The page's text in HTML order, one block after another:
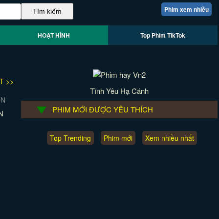
Phim xem nhiều
HOẠT HÌNH Top Phim TikTok
>>
Tình Yêu Hạ Cánh
PHIM MỚI ĐƯỢC YÊU THÍCH
Top Trending Phim mới Xem nhiều nhất